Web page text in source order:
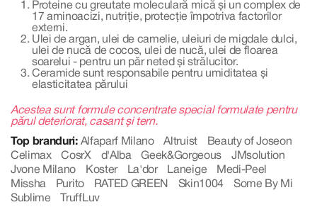
Proteine cu greutate moleculară mică și un complex de
17 aminoacizi, nutriție, protecție împotriva factorilor
externi.
Ulei de argan, ulei de camelie, uleiuri de migdale dulci,
ulei de nucă de cocos, ulei de nucă, ulei de floarea
soarelui - pentru un păr neted și strălucitor.
Ceramide sunt responsabile pentru umiditatea și
elasticitatea părului
Acestea sunt formule concentrate special formulate pentru
părul deteriorat, casant și tern.
Top branduri: Alfaparf Milano Altruist
Beauty of Joseon
Celimax
CosrX d'Alba Geek&Gorgeous
JMsolution
Jvone Milano
Koster La'dor Laneige
Medi-Peel
Missha
Purito RATED GREEN Skin1004
Some By Mi
Sublime
TruffLuv